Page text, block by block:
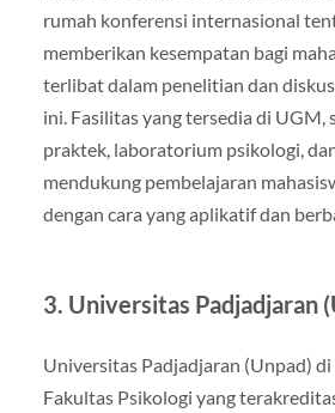
rumah konferensi internasional
memberikan kesempatan bagi
terlibat dalam penelitian dan
ini. Fasilitas yang tersedia di UGM,
praktek, laboratorium psikologi,
mendukung pembelajaran
dengan cara yang aplikatif dan
3. Universitas Padjadjaran
Universitas Padjadjaran (Unpad)
Fakultas Psikologi yang